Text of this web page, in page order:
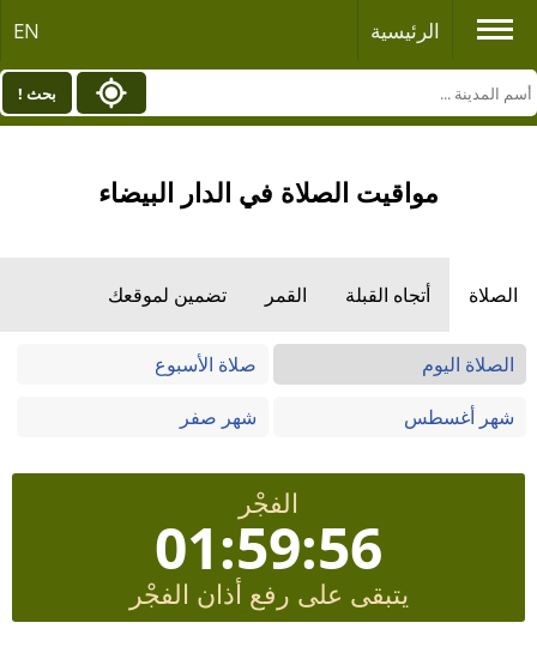
الرئيسية EN
بحث !
مواقيت الصلاة في الدار البيضاء
الصلاة أتجاه القبلة القمر تضمين لموقعك
الصلاة اليوم
صلاة الأسبوع
شهر أغسطس
شهر صفر
الفجْر
01:59:56
يتبقى على رفع أذان الفجْر